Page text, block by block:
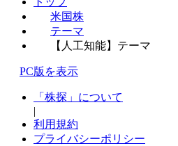
米国株
テーマ
【人工知能】テーマ
PC版を表示
「株探」について
|
利用規約
プライバシーポリシー